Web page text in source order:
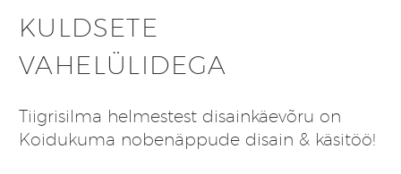
KULDSETE
VAHELÜLIDEGA
Tiigrisilma helmestest disainkäevõru on
Koidukuma nobenäppude disain & käsitöö!